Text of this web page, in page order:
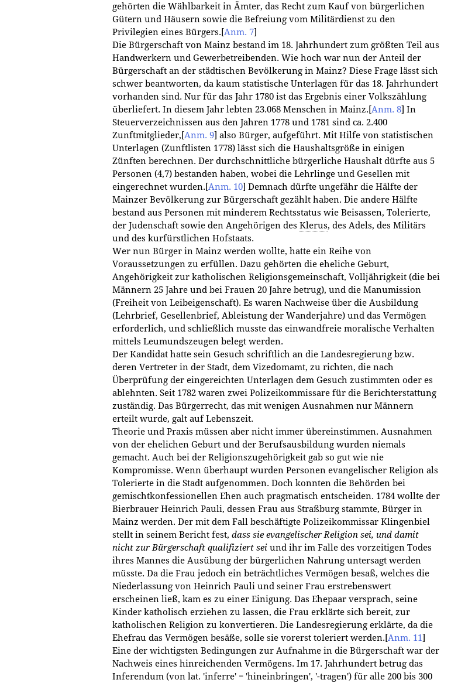
gehörten die Wählbarkeit in Ämter, das Recht zum Kauf von bürgerlichen
Gütern und Häusern sowie die Befreiung vom Militärdienst zu den
Privilegien eines Bürgers. [Anm. 7]
Die Bürgerschaft von Mainz bestand im 18. Jahrhundert zum größten Teil aus
Handwerkern und Gewerbetreibenden. Wie hoch war nun der Anteil der
Bürgerschaft an der städtischen Bevölkerung in Mainz? Diese Frage lässt sich
schwer beantworten, da kaum statistische Unterlagen für das 18. Jahrhundert
vorhanden sind. Nur für das Jahr 1780 ist das Ergebnis einer Volkszählung
überliefert. In diesem Jahr lebten 23.068 Menschen in Mainz. [Anm. 8] In
Steuerverzeichnissen aus den Jahren 1778 und 1781 sind ca. 2.400
Zunftmitglieder, [Anm. 9] also Bürger, aufgeführt. Mit Hilfe von statistischen
Unterlagen (Zunftlisten 1778) lässt sich die Haushaltsgröße in einigen
Zünften berechnen. Der durchschnittliche bürgerliche Haushalt dürfte aus 5
Personen (4,7) bestanden haben, wobei die Lehrlinge und Gesellen mit
eingerechnet wurden. [Anm. 10] Demnach dürfte ungefähr die Hälfte der
Mainzer Bevölkerung zur Bürgerschaft gezählt haben. Die andere Hälfte
bestand aus Personen mit minderem Rechtsstatus wie Beisassen, Tolerierte,
der Judenschaft sowie den Angehörigen des Klerus, des Adels, des Militärs
und des kurfürstlichen Hofstaats.
Wer nun Bürger in Mainz werden wollte, hatte ein Reihe von
Voraussetzungen zu erfüllen. Dazu gehörten die eheliche Geburt,
Angehörigkeit zur katholischen Religionsgemeinschaft, Volljährigkeit (die bei
Männern 25 Jahre und bei Frauen 20 Jahre betrug), und die Manumission
(Freiheit von Leibeigenschaft). Es waren Nachweise über die Ausbildung
(Lehrbrief, Gesellenbrief, Ableistung der Wanderjahre) und das Vermögen
erforderlich, und schließlich musste das einwandfreie moralische Verhalten
mittels Leumundszeugen belegt werden.
Der Kandidat hatte sein Gesuch schriftlich an die Landesregierung bzw.
deren Vertreter in der Stadt, dem Vizedomamt, zu richten, die nach
Überprüfung der eingereichten Unterlagen dem Gesuch zustimmten oder es
ablehnten. Seit 1782 waren zwei Polizeikommissare für die Berichterstattung
zuständig. Das Bürgerrecht, das mit wenigen Ausnahmen nur Männern
erteilt wurde, galt auf Lebenszeit.
Theorie und Praxis müssen aber nicht immer übereinstimmen. Ausnahmen
von der ehelichen Geburt und der Berufsausbildung wurden niemals
gemacht. Auch bei der Religionszugehörigkeit gab so gut wie nie
Kompromisse. Wenn überhaupt wurden Personen evangelischer Religion als
Tolerierte in die Stadt aufgenommen. Doch konnten die Behörden bei
gemischtkonfessionellen Ehen auch pragmatisch entscheiden. 1784 wollte der
Bierbrauer Heinrich Pauli, dessen Frau aus Straßburg stammte, Bürger in
Mainz werden. Der mit dem Fall beschäftigte Polizeikommissar Klingenbiel
stellt in seinem Bericht fest, dass sie evangelischer Religion sei, und damit
nicht zur Bürgerschaft qualifiziert sei und ihr im Falle des vorzeitigen Todes
ihres Mannes die Ausübung der bürgerlichen Nahrung untersagt werden
müsste. Da die Frau jedoch ein beträchtliches Vermögen besaß, welches die
Niederlassung von Heinrich Pauli und seiner Frau erstrebenswert
erscheinen ließ, kam es zu einer Einigung. Das Ehepaar versprach, seine
Kinder katholisch erziehen zu lassen, die Frau erklärte sich bereit, zur
katholischen Religion zu konvertieren. Die Landesregierung erklärte, da die
Ehefrau das Vermögen besäße, solle sie vorerst toleriert werden. [Anm. 11]
Eine der wichtigsten Bedingungen zur Aufnahme in die Bürgerschaft war der
Nachweis eines hinreichenden Vermögens. Im 17. Jahrhundert betrug das
Inferendum (von lat. 'inferre' = 'hineinbringen', '-tragen') für alle 200 bis 300